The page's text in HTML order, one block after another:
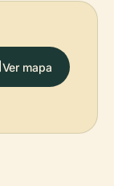
Ver mapa